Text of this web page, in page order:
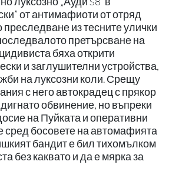
от антимафиоти от отряд
преследване из тесните улички
претърсване на
бяха открити
и заглушителни устройства,
на луксозни коли. Срещу
с него автокрадец с прякор
обвинение, но въпреки
на Пуйката и оперативни
сред босовете на автомафията
бандит е бил тихомълком
без каквато и да е мярка за